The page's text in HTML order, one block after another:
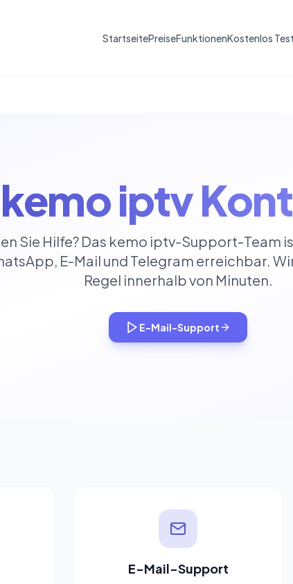
StartseitePreiseFunktionenKostenlos
kemo iptv
Sie Hilfe? Das kemo iptv-Support-Team
E-Mail und Telegram erreichbar.
Regel innerhalb von Minuten.
E-Mail-Support
E-Mail-Support